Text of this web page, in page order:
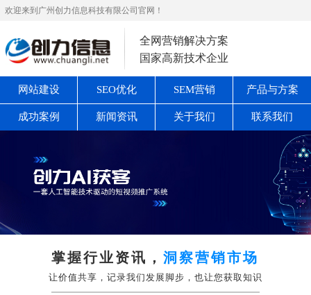
欢迎来到广州创力信息科技有限公司官网！
全网营销解决方案
国家高新技术企业
网站建设 SEO优化 SEM营销 产品与方案
成功案例 新闻资讯 关于我们 联系我们
掌握行业资讯，洞察营销市场
让价值共享，记录我们发展脚步，也让您获取知识